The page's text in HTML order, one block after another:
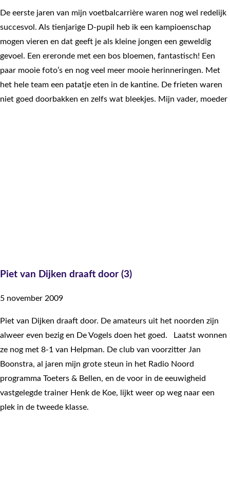
De eerste jaren van mijn voetbalcarrière waren nog wel redelijk
succesvol. Als tienjarige D-pupil heb ik een kampioenschap
mogen vieren en dat geeft je als kleine jongen een geweldig
gevoel. Een ereronde met een bos bloemen, fantastisch! Een
paar mooie foto’s en nog veel meer mooie herinneringen. Met
het hele team een patatje eten in de kantine. De frieten waren
niet goed doorbakken en zelfs wat bleekjes. Mijn vader, moeder
Piet van Dijken draaft door (3)
5 november 2009
Piet van Dijken draaft door. De amateurs uit het noorden zijn
alweer even bezig en De Vogels doen het goed. Laatst wonnen
ze nog met 8-1 van Helpman. De club van voorzitter Jan
Boonstra, al jaren mijn grote steun in het Radio Noord
programma Toeters & Bellen, en de voor in de eeuwigheid
vastgelegde trainer Henk de Koe, lijkt weer op weg naar een
plek in de tweede klasse.